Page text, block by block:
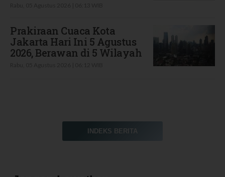
Prakiraan Cuaca Kota
Jakarta Hari Ini 5 Agustus
2026, Berawan di 5 Wilayah
INDEKS BERITA